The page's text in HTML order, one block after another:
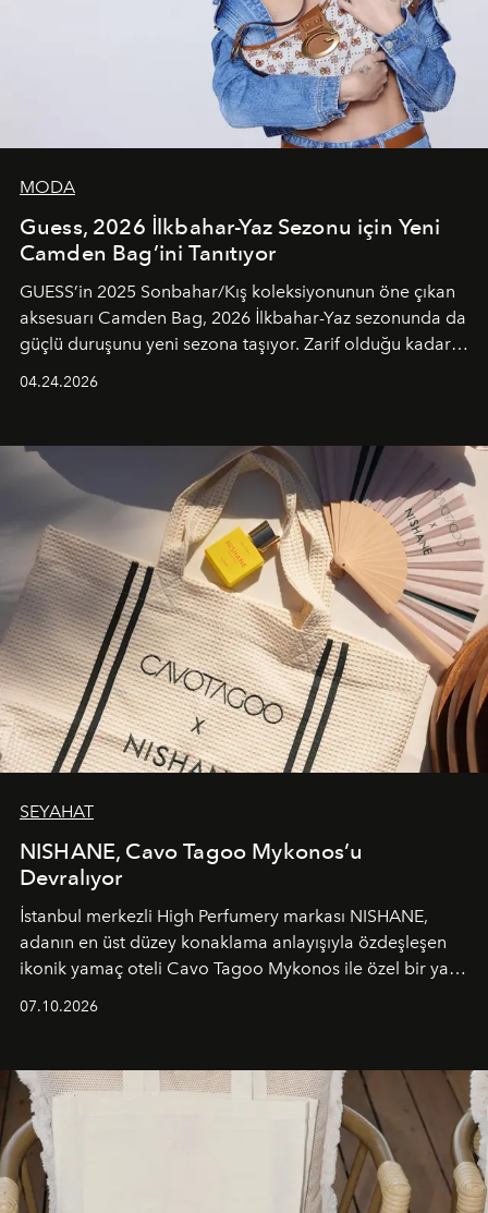
MODA
Guess, 2026 İlkbahar-Yaz Sezonu için Yeni
Camden Bag’ini Tanıtıyor
GUESS’in 2025 Sonbahar/Kış koleksiyonunun öne çıkan
aksesuarı Camden Bag, 2026 İlkbahar-Yaz sezonunda da
güçlü duruşunu yeni sezona taşıyor. Zarif olduğu kadar
04.24.2026
SEYAHAT
NISHANE, Cavo Tagoo Mykonos’u
Devralıyor
İstanbul merkezli High Perfumery markası NISHANE,
adanın en üst düzey konaklama anlayışıyla özdeşleşen
ikonik yamaç oteli Cavo Tagoo Mykonos ile özel bir yaz
buluşturarak markanın Cavo Tagoo’daki varlığını
sürükleyici ve mevsime özel bir deneyime dönüştürüyor.
07.10.2026